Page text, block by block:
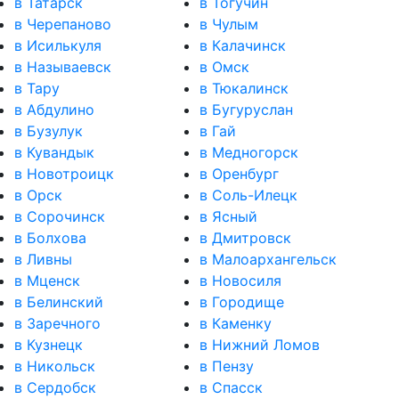
в Черепаново
в Чулым
в Исилькуля
в Калачинск
в Называевск
в Омск
в Тару
в Тюкалинск
в Абдулино
в Бугуруслан
в Бузулук
в Гай
в Кувандык
в Медногорск
в Новотроицк
в Оренбург
в Орск
в Соль-Илецк
в Сорочинск
в Ясный
в Болхова
в Дмитровск
в Ливны
в Малоархангельск
в Мценск
в Новосиля
в Белинский
в Городище
в Заречного
в Каменку
в Кузнецк
в Нижний Ломов
в Никольск
в Пензу
в Сердобск
в Спасск